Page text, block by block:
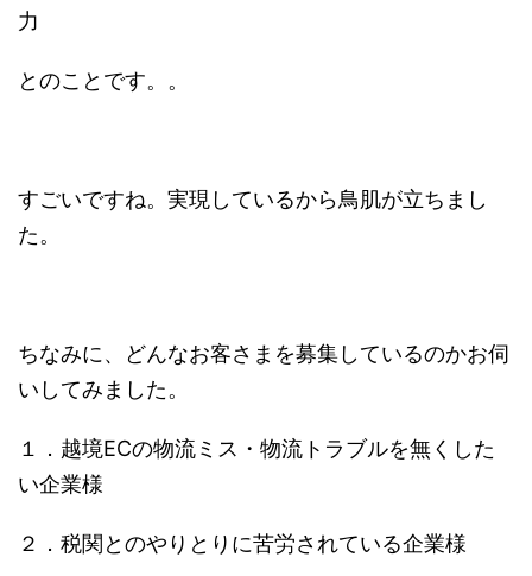
力
とのことです。。
すごいですね。実現しているから鳥肌が立ちまし
た。
ちなみに、どんなお客さまを募集しているのかお伺
いしてみました。
１．越境ECの物流ミス・物流トラブルを無くした
い企業様
２．税関とのやりとりに苦労されている企業様